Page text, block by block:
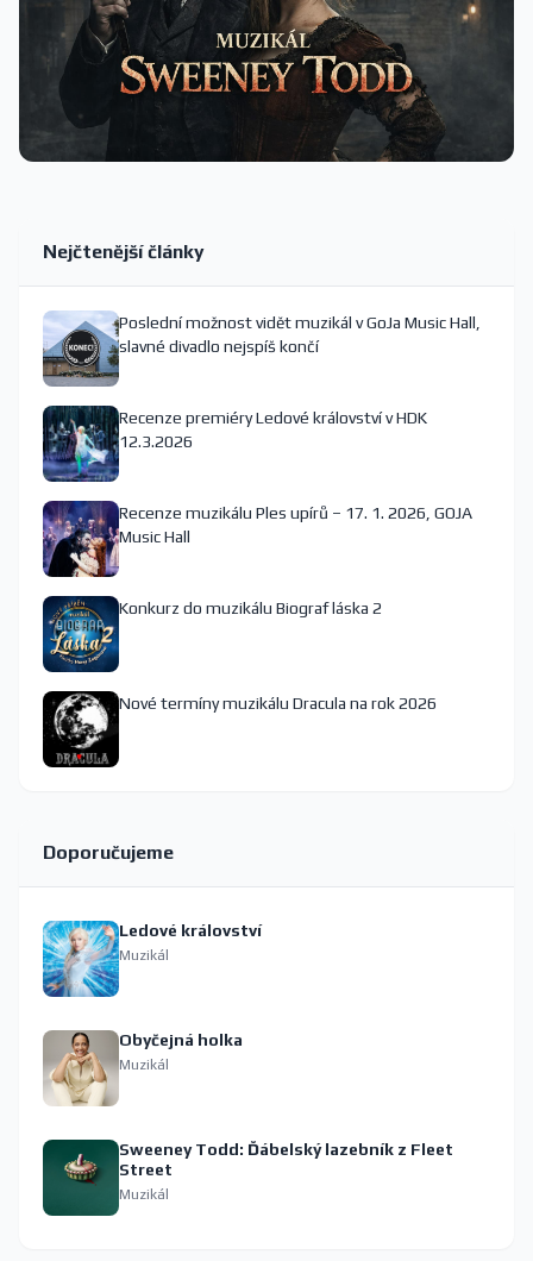
Nejčtenější články
Poslední možnost vidět muzikál v GoJa Music Hall,
slavné divadlo nejspíš končí
Recenze premiéry Ledové království v HDK
12.3.2026
Recenze muzikálu Ples upírů – 17. 1. 2026, GOJA
Music Hall
Konkurz do muzikálu Biograf láska 2
Nové termíny muzikálu Dracula na rok 2026
Doporučujeme
Ledové království
Muzikál
Obyčejná holka
Muzikál
Sweeney Todd: Ďábelský lazebník z Fleet
Street
Muzikál